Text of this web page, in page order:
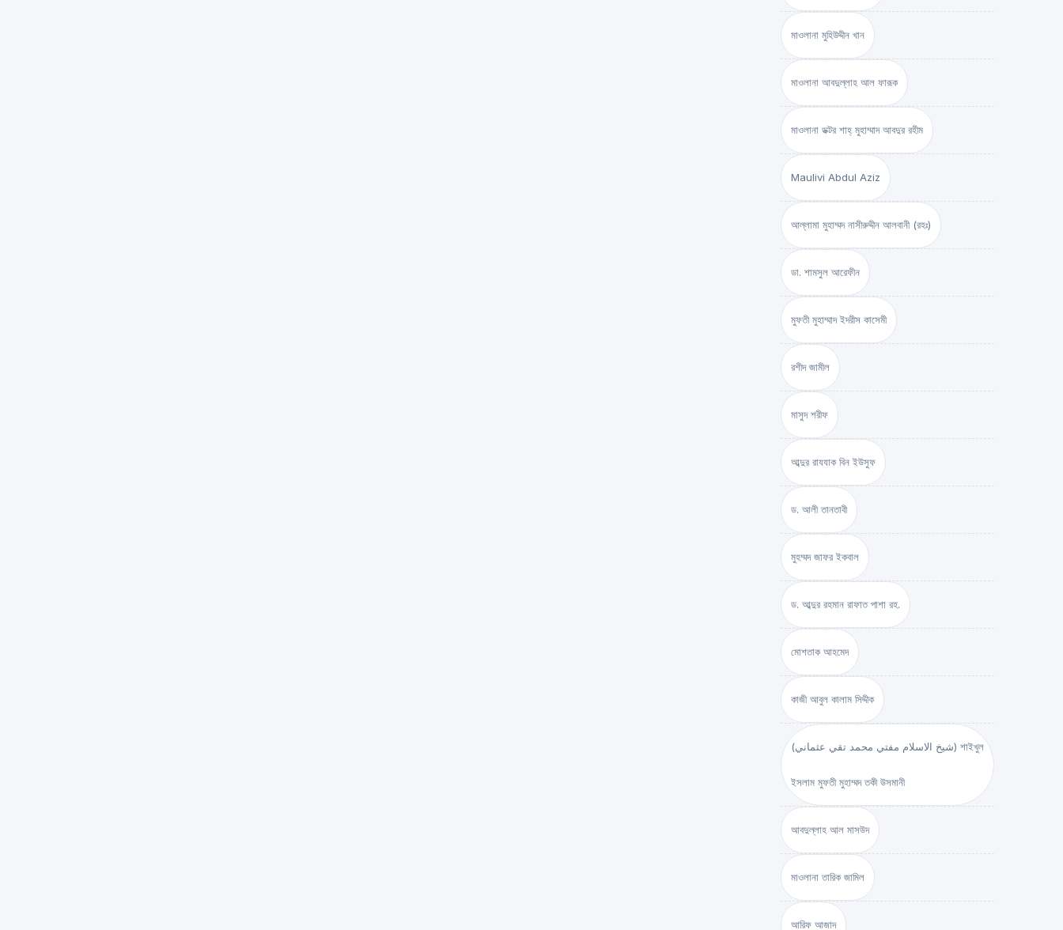
মাওলানা মুহিউদ্দীন খান
মাওলানা আবদুল্লাহ আল ফারূক
মাওলানা ডক্টর শাহ্‌ মুহাম্মাদ আবদুর রহীম
Maulivi Abdul Aziz
আল্লামা মুহাম্মদ নাসীরুদ্দীন আলবানী (রহঃ)
ডা. শামসুল আরেফীন
মুফতী মুহাম্মাদ ইদরীস কাসেমী
রশীদ জামীল
মাসুদ শরীফ
আব্দুর রাযযাক বিন ইউসুফ
ড. আলী তানতাবী
মুহম্মদ জাফর ইকবাল
ড. আব্দুর রহমান রাফাত পাশা রহ.
মোশতাক আহমেদ
কাজী আবুল কালাম সিদ্দীক
(شيخ الاسلام مفتي محمد تقي عثماني) শাইখুল
ইসলাম মুফতী মুহাম্মদ তকী উসমানী
আবদুল্লাহ আল মাসউদ
মাওলানা তারিক জামিল
আরিফ আজাদ